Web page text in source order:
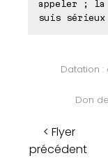
appeler ; la
suis
Datation :
Don de
< Flyer
précédent